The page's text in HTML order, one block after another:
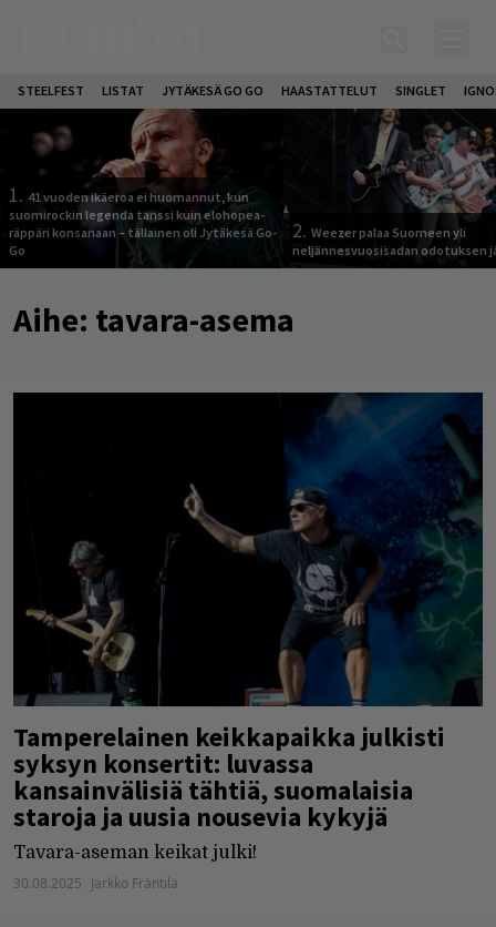
STEELFEST LISTAT JYTÄKESÄ GO GO HAASTATTELUT SINGLET
1. 41 vuoden ikäeroa ei huomannut, kun
suomirockin legenda tanssi kuin elohopea-
räppäri konsanaan – tällainen oli Jytäkesä Go-
Go
2. Weezer palaa Suomeen yli
neljännesvuosisadan odotuksen
Aihe: tavara-asema
Tamperelainen keikkapaikka julkisti
syksyn konsertit: luvassa
kansainvälisiä tähtiä, suomalaisia
staroja ja uusia nousevia kykyjä
Tavara-aseman keikat julki!
30.08.2025 Jarkko Fräntilä